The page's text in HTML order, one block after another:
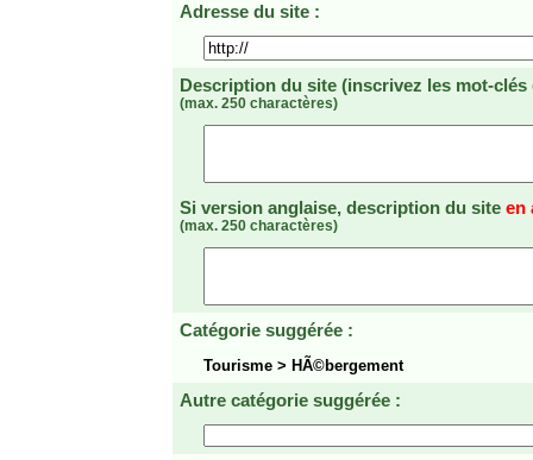
Adresse du site :
Description du site (inscrivez les mot-
(max. 250 charactères)
Si version anglaise, description du site en
(max. 250 charactères)
Catégorie suggérée :
Tourisme > HÃ©bergement
Autre catégorie suggérée :